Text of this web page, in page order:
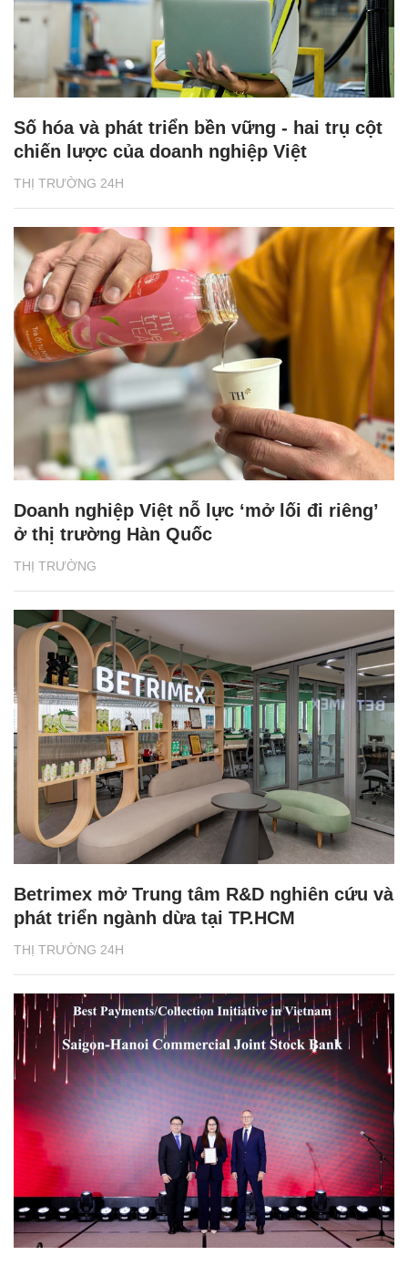
THỊ TRƯỜNG 24H
Số hóa và phát triển bền vững - hai trụ cột
chiến lược của doanh nghiệp Việt
THỊ TRƯỜNG
Doanh nghiệp Việt nỗ lực ‘mở lối đi riêng’
ở thị trường Hàn Quốc
THỊ TRƯỜNG 24H
Betrimex mở Trung tâm R&D nghiên cứu và
phát triển ngành dừa tại TP.HCM